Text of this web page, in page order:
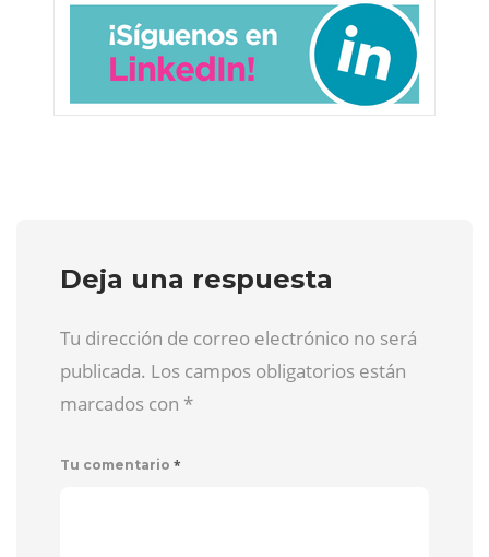
Deja una respuesta
Tu dirección de correo electrónico no será
publicada. Los campos obligatorios están
marcados con *
Tu comentario *